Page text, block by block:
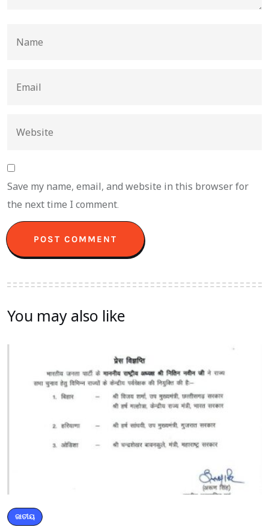
Save my name, email, and website in this browser for
the next time I comment.
You may also like
ଜାତୀୟ